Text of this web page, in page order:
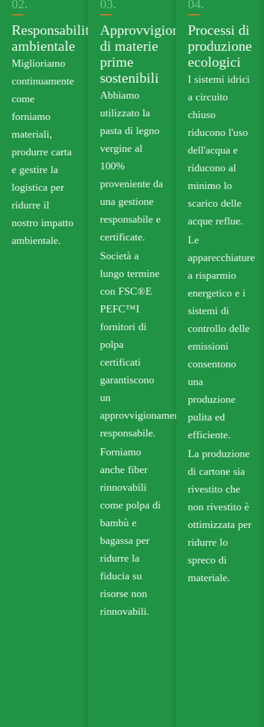
03.
Approvvigionamento
di materie
prime
sostenibili
Abbiamo
utilizzato la
pasta di legno
vergine al
100%
proveniente da
una gestione
responsabile e
certificate.
04.
Processi di
produzione
ecologici
I sistemi idrici
a circuito
chiuso
riducono l'uso
dell'acqua e
riducono al
minimo lo
scarico delle
acque reflue.
Le
apparecchiature
a risparmio
energetico e i
sistemi di
controllo delle
emissioni
consentono
una
produzione
pulita ed
efficiente.
La produzione
di cartone sia
rivestito che
non rivestito è
ottimizzata per
ridurre lo
spreco di
materiale.
05.
Portafoglio
di prodotti
verdi
Forniamo
cartone
alimentare
senza plastica
che soddisfa
gli standard di
sicurezza per
il contatto con
gli alimenti.
Le nostre
opzioni
riciclabili
includono
cartone
pieghevole
(FBB) e bordo
avorio per
imballaggi
sostenibili.
La carta kraft
biodegradabile
è ampiamente
utilizzata negli
imballaggi da
asporto,
alimentari e al
dettaglio.